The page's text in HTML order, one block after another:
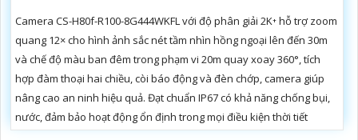
Camera CS-H80f-R100-8G444WKFL với độ phân giải 2K⁺ hỗ trợ zoom
quang 12× cho hình ảnh sắc nét tầm nhìn hồng ngoại lên đến 30m
và chế độ màu ban đêm trong phạm vi 20m quay xoay 360°, tích
hợp đàm thoại hai chiều, còi báo động và đèn chớp, camera giúp
nâng cao an ninh hiệu quả. Đạt chuẩn IP67 có khả năng chống bụi,
nước, đảm bảo hoạt động ổn định trong mọi điều kiện thời tiết